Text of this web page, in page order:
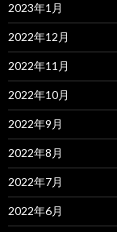
2023年1月
2022年12月
2022年11月
2022年10月
2022年9月
2022年8月
2022年7月
2022年6月